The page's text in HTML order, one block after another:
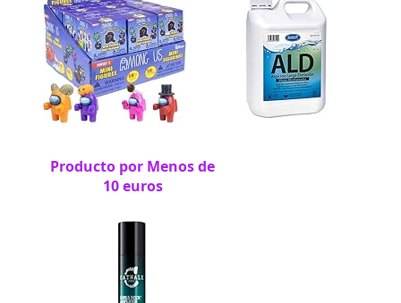
Producto por Menos de
10 euros